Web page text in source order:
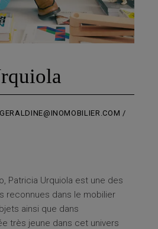
GERALDINE@INOMOBILIER.COM
Patricia Urquiola est une des
reconnues dans le mobilier
ainsi que dans
très jeune dans cet univers